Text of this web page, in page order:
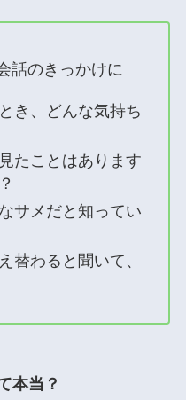
話のきっかけに
き、どんな気持ち
たことはあります
サメだと知ってい
替わると聞いて、
本当？